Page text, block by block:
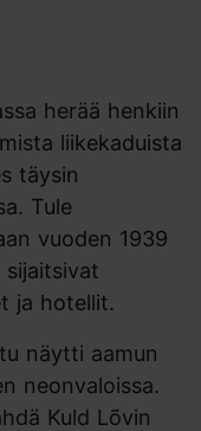
herää henkiin
liikekaduista
täysin
Tule
vuoden 1939
sijaitsivat
ja hotellit.
näytti aamun
neonvaloissa.
Kuld Lõvin